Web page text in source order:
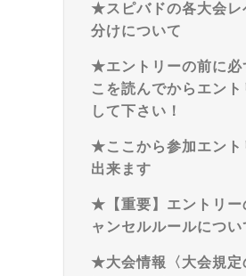
★スピバドの各大会レ
分けについて
★エントリーの前に必
こを読んでからエント
して下さい！
★ここから参加エント
出来ます
★【重要】エントリー
ャンセルルールについ
★大会情報〈大会規定